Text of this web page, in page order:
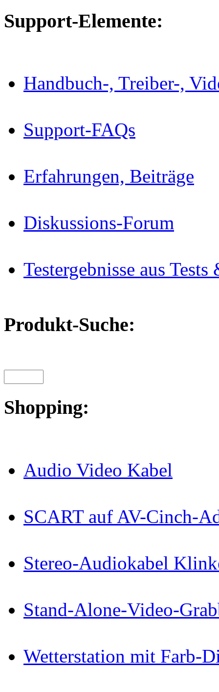
Support-Elemente:
Handbuch-, Treiber-,
Support-FAQs
Erfahrungen, Beiträge
Diskussions-Forum
Testergebnisse aus
Produkt-Suche:
Shopping:
Audio Video Kabel
SCART auf AV-Cinch-
Stereo-Audiokabel
Stand-Alone-Video-
Wetterstation mit Farb-